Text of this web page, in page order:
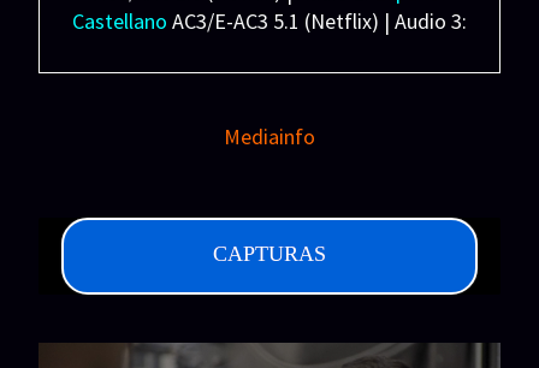
Castellano AC3/E-AC3 5.1 (Netflix) | Audio 3:
Latino/Castellano/Inglés (SRT) Español
Peso: 11.4 GB
Mediainfo
CAPTURAS